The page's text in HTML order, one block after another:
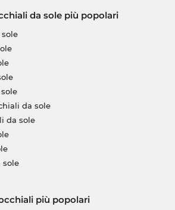
da sole più popolari
da sole
da sole
sole
più popolari